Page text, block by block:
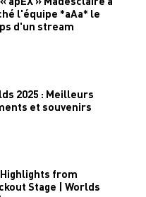
l'équipe *aAa* le
d'un stream
2025 : Meilleurs
et souvenirs
from
Stage | Worlds